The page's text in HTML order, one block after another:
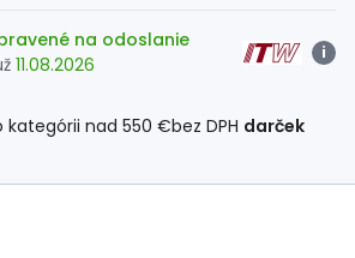
na odoslanie
11.08.2026
i
kategórii nad 550 €bez DPH darček